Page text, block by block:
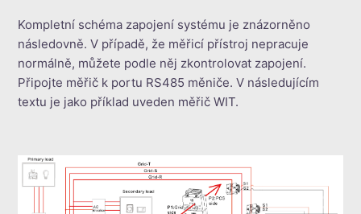
Kompletní schéma zapojení systému je znázorněno
následovně. V případě, že měřicí přístroj nepracuje
normálně, můžete podle něj zkontrolovat zapojení.
Připojte měřič k portu RS485 měniče. V následujícím
textu je jako příklad uveden měřič WIT.